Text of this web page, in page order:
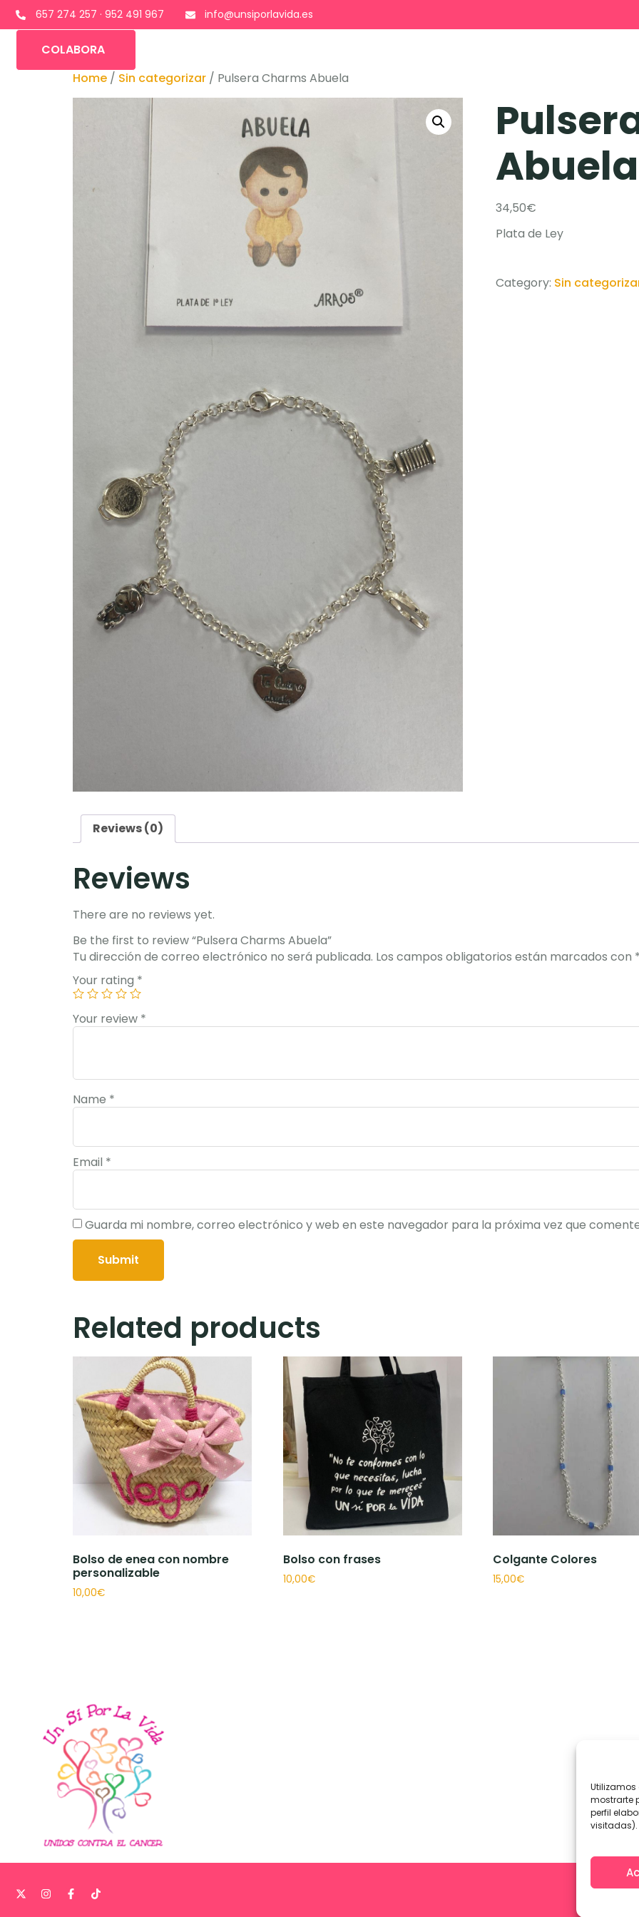
Utilizamos
mostrarte
perfil
visitadas).
657 274 257 · 952 491 967 info@unsiporlavida.es
COLABORA
Home / Sin categorizar / Pulsera Charms Abuela
Abuela
34,50€
Plata de Ley
Category: Sin
Reviews (0)
Reviews
There are no reviews yet.
Be the first to review “Pulsera Charms Abuela”
Tu dirección de correo electrónico no será publicada. Los campos obligatorios están marcados con
Your rating *
Your review *
Name *
Email *
Guarda mi nombre, correo electrónico y web en este navegador para la próxima vez que
Related products
Bolso de enea con nombre
personalizable
10,00€
Bolso con frases
10,00€
Colgante Colores
15,00€